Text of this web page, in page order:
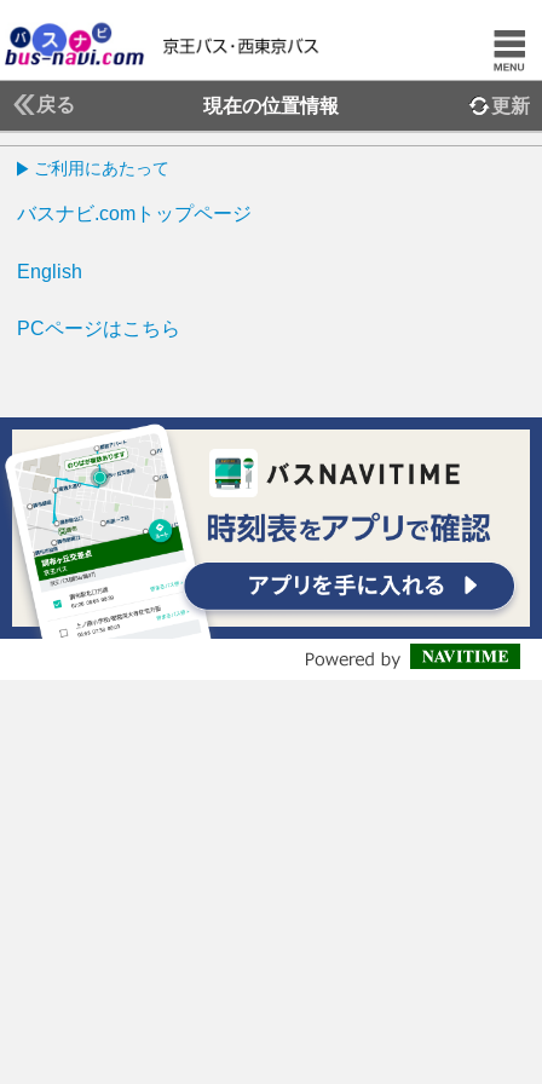
戻る 現在の位置情報 更新
ご利用にあたって
バスナビ.comトップページ
English
PCページはこちら